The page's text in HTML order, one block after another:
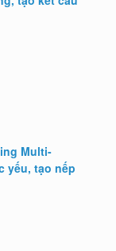
Multi-
yếu, tạo nếp